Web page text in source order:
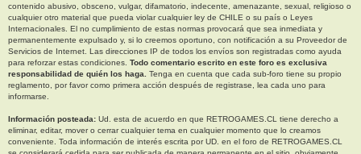
contenido abusivo, obsceno, vulgar, difamatorio, indecente, amenazante, sexual, religioso o
cualquier otro material que pueda violar cualquier ley de CHILE o su país o Leyes
Internacionales. El no cumplimiento de estas normas provocará que sea inmediata y
permanentemente expulsado y, si lo creemos oportuno, con notificación a su Proveedor de
Servicios de Internet. Las direcciones IP de todos los envíos son registradas como ayuda
para reforzar estas condiciones. Todo comentario escrito en este foro es exclusiva
responsabilidad de quién los haga.
Tenga en cuenta que cada sub-foro tiene su propio
reglamento, por favor como primera acción después de registrase, lea cada uno para
informarse.
Información posteada: Ud. esta de acuerdo en que RETROGAMES.CL tiene derecho a
eliminar, editar, mover o cerrar cualquier tema en cualquier momento que lo creamos
conveniente. Toda información de interés escrita por UD. en el foro de RETROGAMES.CL